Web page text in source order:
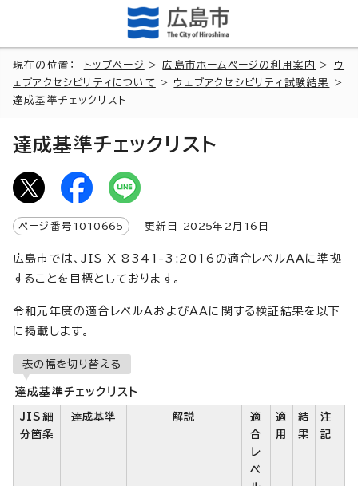
現在の位置： トップページ >広島市ホームページの利用案内 > ウ
ェブアクセシビリティについて
> ウェブアクセシビリティ試験結果
>
達成基準チェックリスト
達成基準チェックリスト
ページ番号 1010665 更新日 2025年2月 16 日
広島市では、JIS X 8341-3:2016の適合レベルAAに準拠
することを目標としております。
令和元年度の適合レベルAおよびAAに関する検証結果を以下
に掲載します。
表の幅を切り替える
達成基準チェックリスト
JIS細
分箇条
達成基準 解説
適
合
レ
ベ
適
用
結
果
注
記